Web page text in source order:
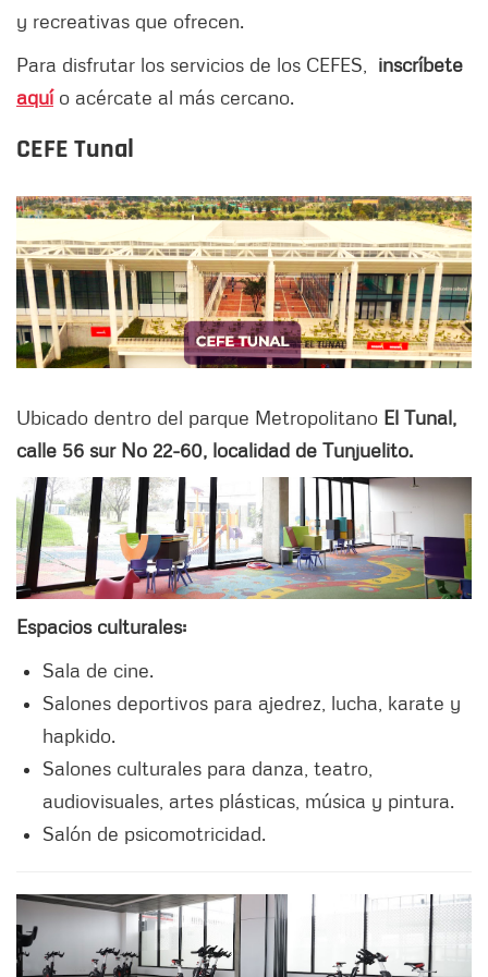
y recreativas que ofrecen.
Para disfrutar los servicios de los CEFES, inscríbete
aquí o acércate al más cercano.
CEFE Tunal
Ubicado dentro del parque Metropolitano El Tunal,
calle 56 sur No 22-60, localidad de Tunjuelito.
Espacios culturales:
Sala de cine.
Salones deportivos para ajedrez, lucha, karate y
hapkido.
Salones culturales para danza, teatro,
audiovisuales, artes plásticas, música y pintura.
Salón de psicomotricidad.